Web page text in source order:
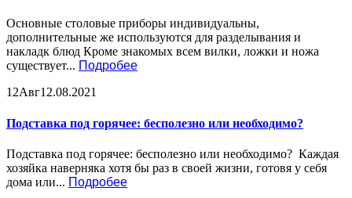
Основные столовые приборы индивидуальны,
дополнительные же используются для разделывания и
накладк блюд Кроме знакомых всем вилки, ложки и ножа
существует... Подробее
12Авг12.08.2021
Подставка под горячее: бесполезно или необходимо?
Подставка под горячее: бесполезно или необходимо? Каждая
хозяйка наверняка хотя бы раз в своей жизни, готовя у себя
дома или... Подробее